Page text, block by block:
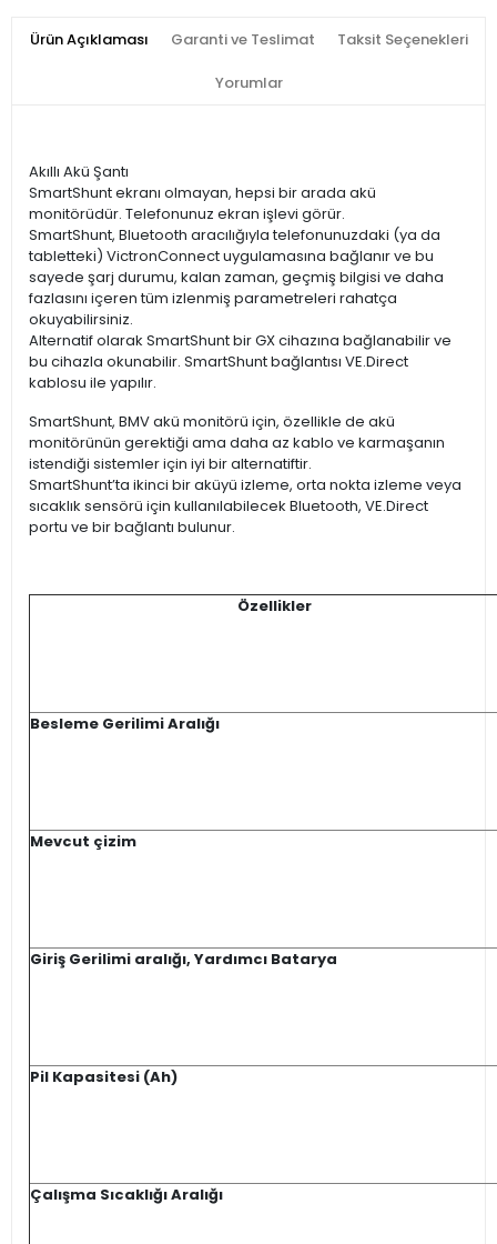
Ürün Açıklaması Garanti ve Teslimat Taksit Seçenekleri
Yorumlar
Akıllı Akü Şantı
SmartShunt ekranı olmayan, hepsi bir arada akü
monitörüdür. Telefonunuz ekran işlevi görür.
SmartShunt, Bluetooth aracılığıyla telefonunuzdaki (ya da
tabletteki) VictronConnect uygulamasına bağlanır ve bu
sayede şarj durumu, kalan zaman, geçmiş bilgisi ve daha
fazlasını içeren tüm izlenmiş parametreleri rahatça
okuyabilirsiniz.
Alternatif olarak SmartShunt bir GX cihazına bağlanabilir ve
bu cihazla okunabilir. SmartShunt bağlantısı VE.Direct
kablosu ile yapılır.
SmartShunt, BMV akü monitörü için, özellikle de akü
monitörünün gerektiği ama daha az kablo ve karmaşanın
istendiği sistemler için iyi bir alternatiftir.
SmartShunt’ta ikinci bir aküyü izleme, orta nokta izleme veya
sıcaklık sensörü için kullanılabilecek Bluetooth, VE.Direct
portu ve bir bağlantı bulunur.
Özellikler
Besleme Gerilimi Aralığı
Mevcut çizim
Giriş Gerilimi aralığı, Yardımcı Batarya
Pil Kapasitesi (Ah)
Çalışma Sıcaklığı Aralığı